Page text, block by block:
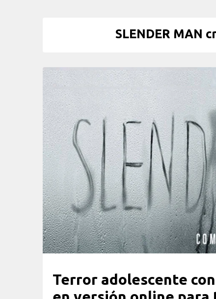
SLENDER MAN
Terror adolescente